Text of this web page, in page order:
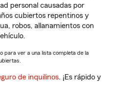
personal causadas por
cubiertos repentinos y
robos, allanamientos con
para ver a una lista completa de la
de inquilinos. ¡Es rápido y